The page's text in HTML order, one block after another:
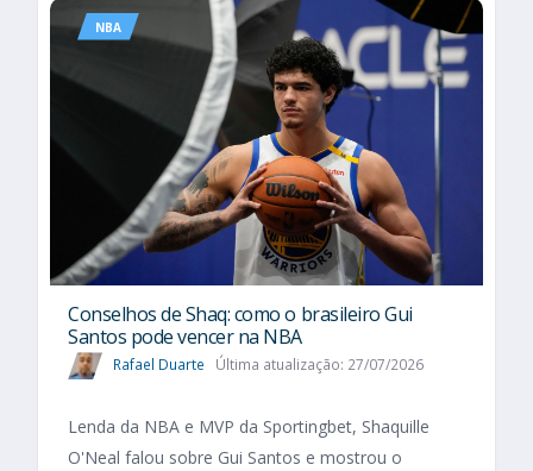
NBA
Conselhos de Shaq: como o brasileiro Gui
Santos pode vencer na NBA
Rafael Duarte Última atualização: 27/07/2026
Lenda da NBA e MVP da Sportingbet, Shaquille
O'Neal falou sobre Gui Santos e mostrou o